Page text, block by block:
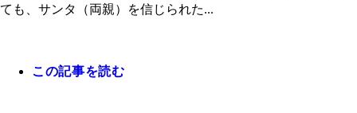
ても、サンタ（両親）を信じられた...
この記事を読む